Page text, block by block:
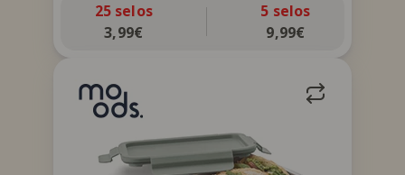
25 selos
3,99€
5 selos
9,99€